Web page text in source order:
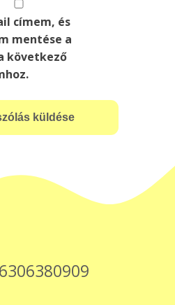
címem, és
mentése a
következő